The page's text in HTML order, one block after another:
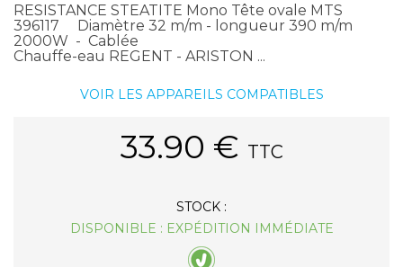
RESISTANCE STEATITE Mono Tête ovale MTS
396117 Diamètre 32 m/m - longueur 390 m/m
2000W - Cablée
Chauffe-eau REGENT - ARISTON ...
VOIR LES APPAREILS COMPATIBLES
33.90 € TTC
STOCK :
DISPONIBLE : EXPÉDITION IMMÉDIATE